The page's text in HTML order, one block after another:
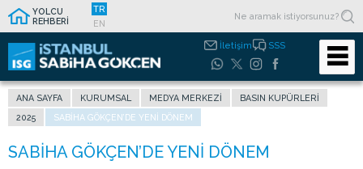
YOLCU
REHBERİ
TR
EN
İletişim SSS
ANA SAYFA KURUMSAL MEDYA MERKEZI
BASIN KUPÜRLERI
2025
SABİHA GÖKÇEN’DE YENİ DÖNEM